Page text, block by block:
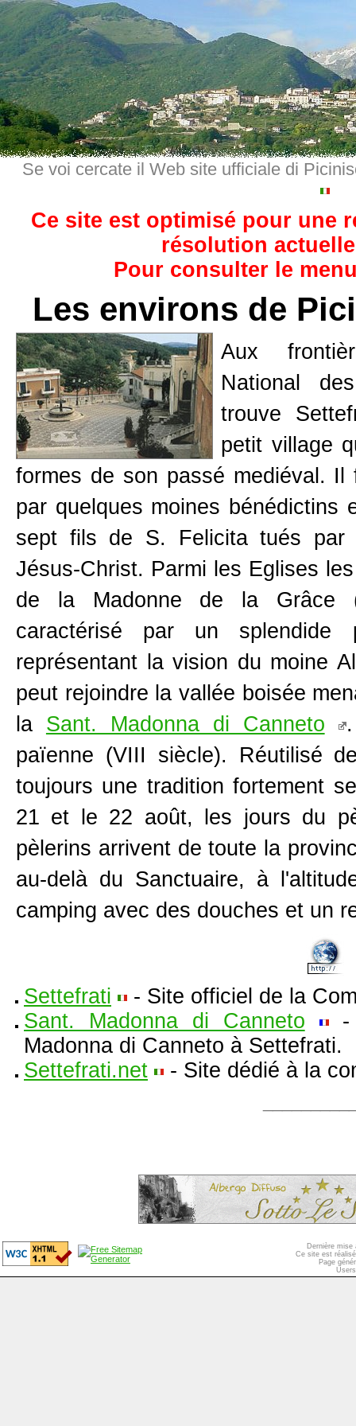
Se voi cercate il Web site ufficiale di
Ce site est optimisé pour une
résolution
Pour consulter le
Les environs de
Aux
National
trouve
petit village
formes de son passé mediéval. Il
par quelques moines bénédictins
sept fils de S. Felicita tués par
Jésus-Christ. Parmi les Eglises
de la Madonne de la Grâce
caractérisé par un splendide
représentant la vision du moine
peut rejoindre la vallée boisée
la Sant. Madonna di Canneto
païenne (VIII siècle). Réutilisé
toujours une tradition fortement
21 et le 22 août, les jours du
pèlerins arrivent de toute la
au-delà du Sanctuaire, à
camping avec des douches et un
Settefrati
- Site officiel de la
Sant. Madonna di Canneto
-
Madonna di Canneto à Settefrati.
Settefrati.net
- Site dédié à la
Dernière mise
Ce site est
Page